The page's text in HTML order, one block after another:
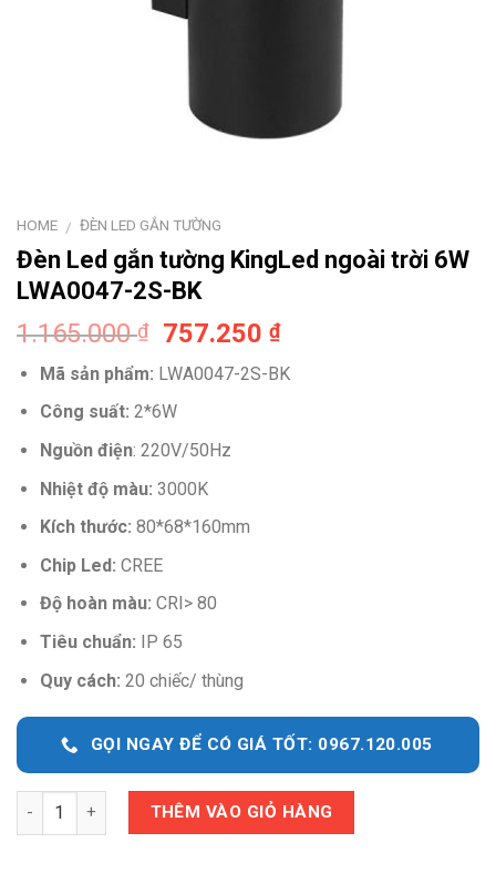
HOME / ĐÈN LED GẮN TƯỜNG
Đèn Led gắn tường KingLed ngoài trời 6W
LWA0047-2S-BK
1.165.000₫
Original
price
was:
1.165.000 ₫.
757.250₫Current
price
is:
Mã sản phẩm: LWA0047-2S-BK
Công suất: 2*6W
Nguồn điện: 220V/50Hz
Nhiệt độ màu: 3000K
Kích thước: 80*68*160mm
Chip Led: CREE
Độ hoàn màu: CRI> 80
Tiêu chuẩn: IP 65
Quy cách: 20 chiếc/ thùng
GỌI NGAY ĐỂ CÓ GIÁ TỐT: 0967.120.005
Quantity THÊM VÀO GIỎ HÀNG